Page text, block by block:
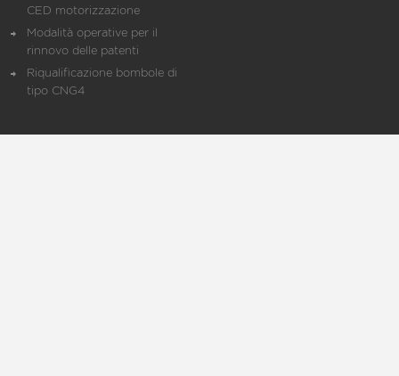
CED motorizzazione
Modalità operative per il
rinnovo delle patenti
Riqualificazione bombole di
tipo CNG4